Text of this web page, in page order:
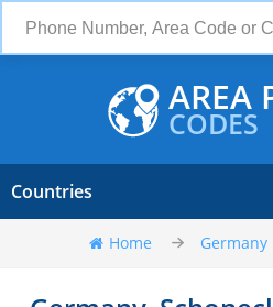
AREA
CODES
Countries
Home Germany